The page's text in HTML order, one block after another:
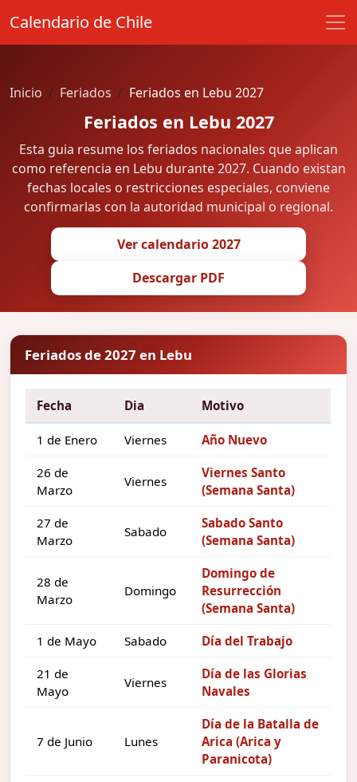
Calendario de Chile
Inicio Feriados Feriados en Lebu 2027
Feriados en Lebu 2027
Esta guia resume los feriados nacionales que aplican
como referencia en Lebu durante 2027. Cuando existan
fechas locales o restricciones especiales, conviene
confirmarlas con la autoridad municipal o regional.
Ver calendario 2027
Descargar PDF
Feriados de 2027 en Lebu
Fecha Dia Motivo
1 de Enero Viernes Año Nuevo
26 de
Marzo
Viernes
Viernes Santo
(Semana Santa)
27 de
Marzo
Sabado
Sabado Santo
(Semana Santa)
28 de
Marzo
Domingo
Domingo de
Resurrección
(Semana Santa)
1 de Mayo Sabado Día del Trabajo
21 de
Mayo
Viernes
Día de las Glorias
Navales
7 de Junio Lunes
Día de la Batalla de
Arica (Arica y
Paranicota)